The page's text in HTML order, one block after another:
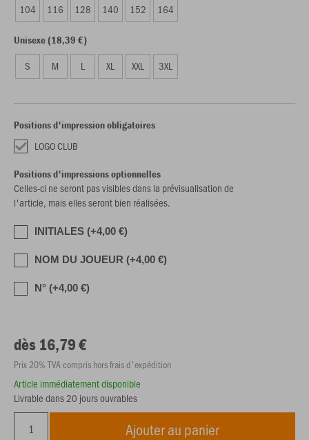
104 116 128 140 152 164
Unisexe (18,39 €)
S M L XL XXL 3XL
Positions d'impression obligatoires
LOGO CLUB
Positions d'impressions optionnelles
Celles-ci ne seront pas visibles dans la prévisualisation de
l'article, mais elles seront bien réalisées.
INITIALES (+4,00 €)
NOM DU JOUEUR (+4,00 €)
N° (+4,00 €)
dès 16,79 €
Prix 20% TVA compris hors frais d'expédition
Article immédiatement disponible
Livrable dans 20 jours ouvrables
Ajouter au panier